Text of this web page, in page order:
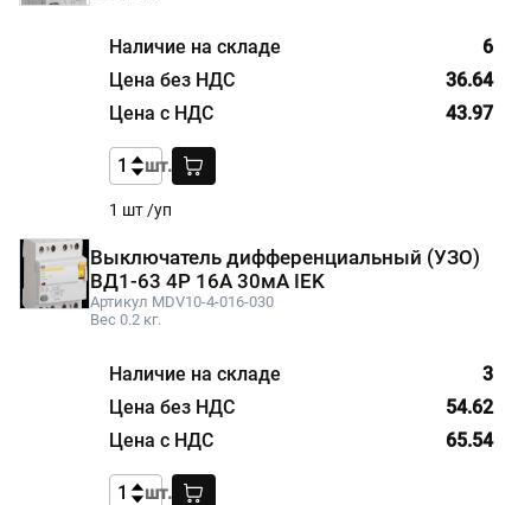
6
1 шт /уп
36.64
43.97
шт.
Выключатель дифференциальный (УЗО)
ВД1-63 4Р 16А 30мА IEK
Артикул MDV10-4-016-030
Вес 0.2 кг.
3
54.62
65.54
шт.